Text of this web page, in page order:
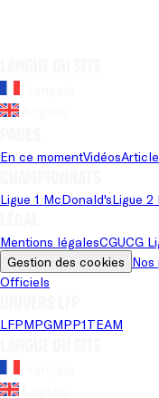
En ce momentVidéos
Ligue 1 McDonald'sLigue 2
Mentions légalesCGUCG
Gestion des cookies Nos
Officiels
LFPMPGMPP1TEAM